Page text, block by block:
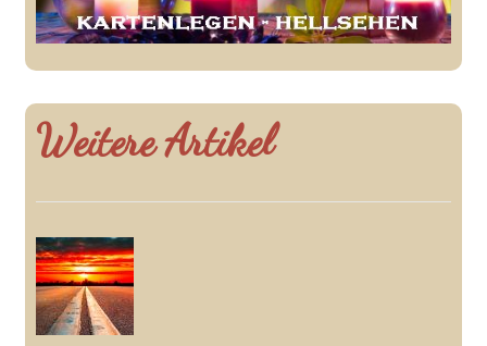
Weitere Artikel